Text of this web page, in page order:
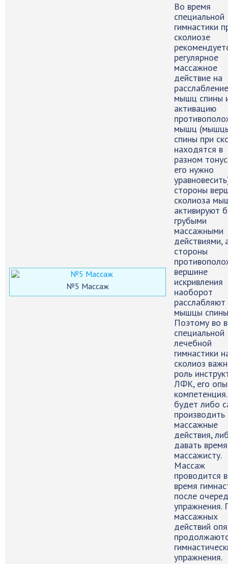
№5 Массаж
Во время
специальной
гимнастики
сколиозе
регулярное
массажное
действие на
расслабление
мышц спины
активацию
мышц
спины при
находятся в
разном
его нужно
стороны
сколиоза
активируют
грубыми
массажными
действиями,
стороны
вершине
искривления
наоборот
расслабляют
мышцы
Поэтому во
специальной
лечебной
гимнастики
сколиоз
роль
ЛФК, его
будет либо
производить
массажные
действия,
давать время
массажисту.
Массаж
проводится
время
после
упражнения.
массажных
действий
упражнения.